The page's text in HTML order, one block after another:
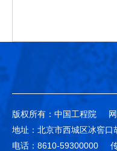
版权所有：中国工程院
地址：北京市西城区冰窖口
电话：8610-59300000